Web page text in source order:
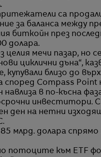
са
за баланса между
биткойн през
долара.
целия мечи пазар, но
циклични дъна“,
близо до
според Compass
в по-късна
инвеститори.
ден на нетни
млрд. долара спрямо
потоците към ETF